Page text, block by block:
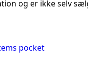
og er ikke selv